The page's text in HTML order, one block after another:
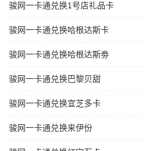
骏网一卡通兑换1号店礼品卡
骏网一卡通兑换哈根达斯卡
骏网一卡通兑换哈根达斯劵
骏网一卡通兑换巴黎贝甜
骏网一卡通兑换宜芝多卡
骏网一卡通兑换来伊份